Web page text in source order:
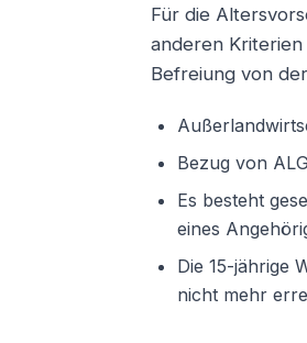
Für die
anderen
Befreiung von
Bezug von
Es besteht
eines
Die 15-jährige
nicht mehr